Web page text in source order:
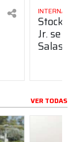
Stock
Jr. se
Salas
VER TODAS